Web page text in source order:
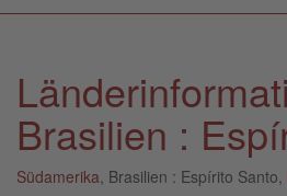
Brasilien :
Südamerika , Brasilien : Espírito Santo,